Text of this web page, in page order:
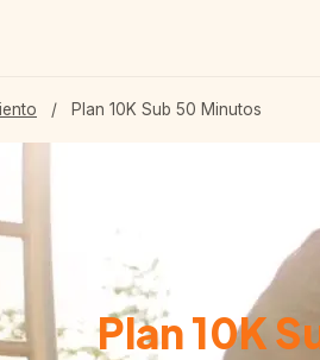
/ Plan 10K Sub 50 Minutos
Plan 10K